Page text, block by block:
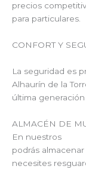
precios
para particulares.
CONFORT Y
La seguridad es
Alhaurín de la
última
ALMACÉN DE
En nuestros
podrás
necesites